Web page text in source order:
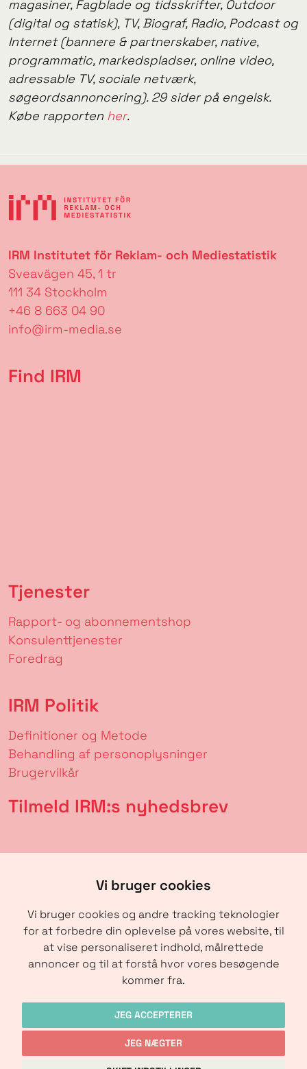
Vi bruger cookies
Vi bruger cookies og andre tracking teknologier
for at forbedre din oplevelse på vores website, til
at vise personaliseret indhold, målrettede
annoncer og til at forstå hvor vores besøgende
kommer fra.
JEG ACCEPTERER
JEG NÆGTER
magasiner, Fagblade og tidsskrifter, Outdoor
(digital og statisk), TV, Biograf, Radio, Podcast og
Internet (bannere & partnerskaber, native,
programmatic, markedspladser, online video,
adressable TV, sociale netværk,
søgeordsannoncering). 29 sider på engelsk.
Købe rapporten her.
IRM Institutet för Reklam- och Mediestatistik
Sveavägen 45, 1 tr
111 34 Stockholm
+46 8 663 04 90
info@irm-media.se
Find IRM
Tjenester
Rapport- og abonnementshop
Konsulenttjenester
Foredrag
IRM Politik
Definitioner og Metode
Behandling af personoplysninger
Brugervilkår
Tilmeld IRM:s nyhedsbrev
SENDE